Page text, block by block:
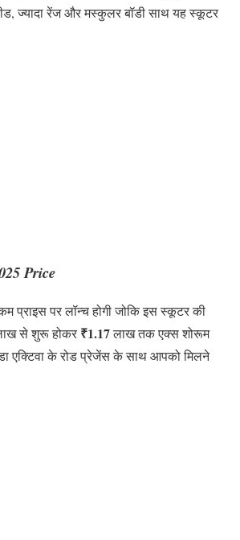
ज्यादा रेंज और मस्कुलर बॉडी साथ यह स्कूटर
Price
कम प्राइस पर लॉन्च होगी जोकि इस स्कूटर की
से शुरू होकर ₹1.17लाख तक एक्स शोरूम
एक्टिवा के रोड प्रेजेंस के साथ आपको मिलने